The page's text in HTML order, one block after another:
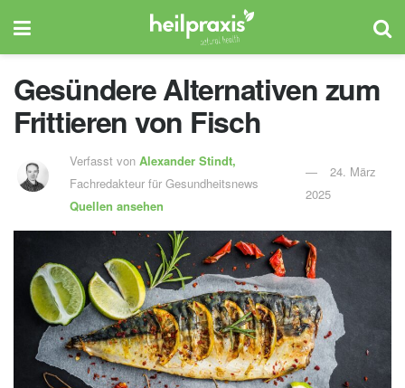
Gesündere Alternativen zum
Frittieren von Fisch
Verfasst vonAlexander Stindt,
Fachredakteur für Gesundheitsnews
Quellen ansehen
24. März
2025